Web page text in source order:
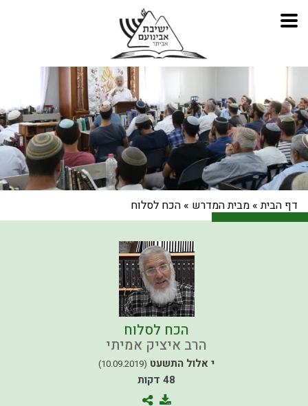
דף הבית» מבית המדרש » הכח לסלוח
הכח לסלוח
הרב איציק אמיתי
י אלול התשעט (10.09.2019)
48 דקות